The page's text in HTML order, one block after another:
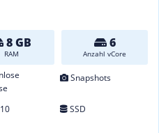
8 GB
RAM
6
Anzahl vCore
Snapshots
SSD